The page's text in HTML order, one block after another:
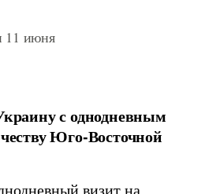
11 июня
с однодневным
Юго-Восточной
визит на